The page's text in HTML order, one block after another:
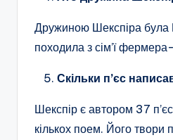
Дружиною Шекспіра була
походила з сім’ї
Скільки п’єс
Шекспір є автором 37
кількох поем. Його твори